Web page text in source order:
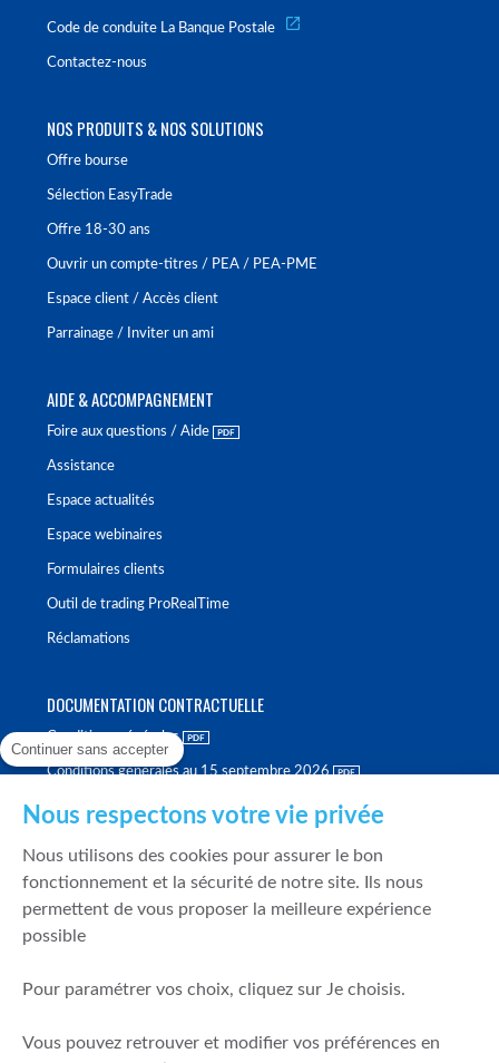
Code de conduite La Banque Postale
Contactez-nous
NOS PRODUITS & NOS SOLUTIONS
Offre bourse
Sélection EasyTrade
Offre 18-30 ans
Ouvrir un compte-titres / PEA / PEA-PME
Espace client / Accès client
Parrainage / Inviter un ami
AIDE & ACCOMPAGNEMENT
Foire aux questions / Aide
Assistance
Espace actualités
Espace webinaires
Formulaires clients
Outil de trading ProRealTime
Réclamations
DOCUMENTATION CONTRACTUELLE
Conditions générales
Conditions générales au 15 septembre 2026
Politique de meilleure sélection
Politique de durabilité
Fonds de garantie des dépôts et de résolution
Mentions légales
Continuer sans accepter
Nous respectons votre vie privée
Nous utilisons des cookies pour assurer le bon
fonctionnement et la sécurité de notre site. Ils nous
permettent de vous proposer la meilleure expérience
possible
Pour paramétrer vos choix, cliquez sur Je choisis.
Vous pouvez retrouver et modifier vos préférences en